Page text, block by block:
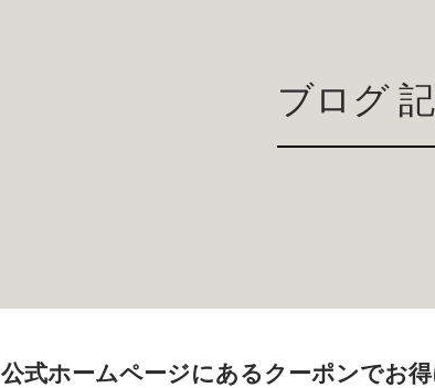
ブログ
公式ホームページにあるクーポンでお